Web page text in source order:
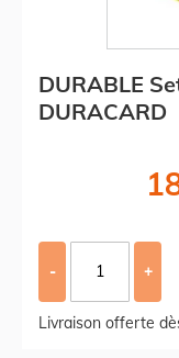
DURABLE
DURACARD
- +
Livraison offerte